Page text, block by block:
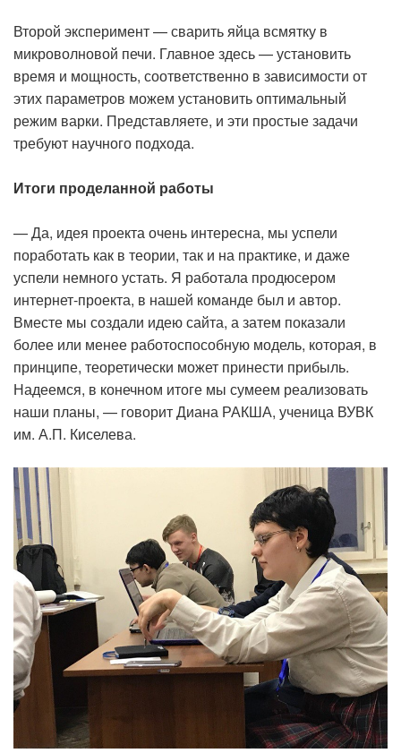
Второй эксперимент — сварить яйца всмятку в
микроволновой печи. Главное здесь — установить
время и мощность, соответственно в зависимости от
этих параметров можем установить оптимальный
режим варки. Представляете, и эти простые задачи
требуют научного подхода.
Итоги проделанной работы
— Да, идея проекта очень интересна, мы успели
поработать как в теории, так и на практике, и даже
успели немного устать. Я работала продюсером
интернет-проекта, в нашей команде был и автор.
Вместе мы создали идею сайта, а затем показали
более или менее работоспособную модель, которая, в
принципе, теоретически может принести прибыль.
Надеемся, в конечном итоге мы сумеем реализовать
наши планы, — говорит Диана РАКША, ученица ВУВК
им. А.П. Киселева.